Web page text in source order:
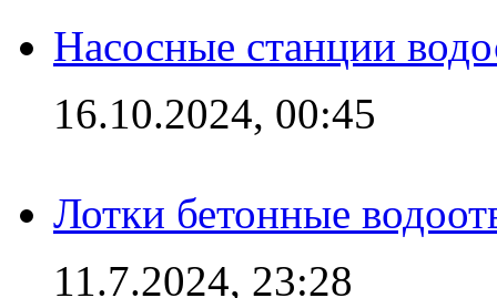
Насосные станции
16.10.2024, 00:45
Лотки бетонные
11.7.2024, 23:28